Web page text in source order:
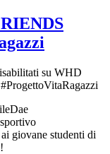
su WHD
giovane studenti di